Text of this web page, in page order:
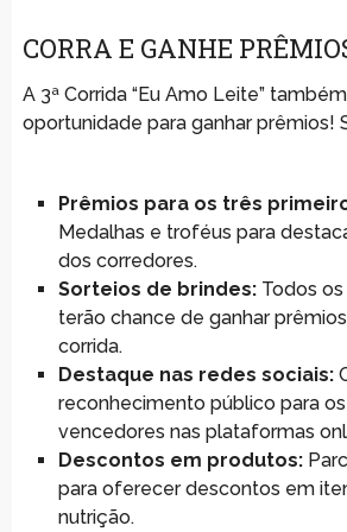
CORRA E GANHE
A 3ª Corrida “Eu Amo Leite”
oportunidade para ganhar prêmios!
Prêmios para os três
Medalhas e troféus para
dos corredores.
Sorteios de brindes:Todos os
terão chance de ganhar
corrida.
Destaque nas redes sociais:
reconhecimento público para
vencedores nas plataformas
Descontos em produtos:
para oferecer descontos em
nutrição.